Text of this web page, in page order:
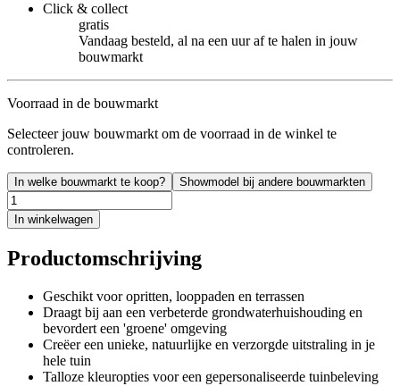
Click & collect
gratis
Vandaag besteld, al na een uur af te halen in jouw
bouwmarkt
Voorraad in de bouwmarkt
Selecteer jouw bouwmarkt om de voorraad in de winkel te
controleren.
In welke bouwmarkt te koop? Showmodel bij andere bouwmarkten
In winkelwagen
Productomschrijving
Geschikt voor opritten, looppaden en terrassen
Draagt bij aan een verbeterde grondwaterhuishouding en
bevordert een 'groene' omgeving
Creëer een unieke, natuurlijke en verzorgde uitstraling in je
hele tuin
Talloze kleuropties voor een gepersonaliseerde tuinbeleving